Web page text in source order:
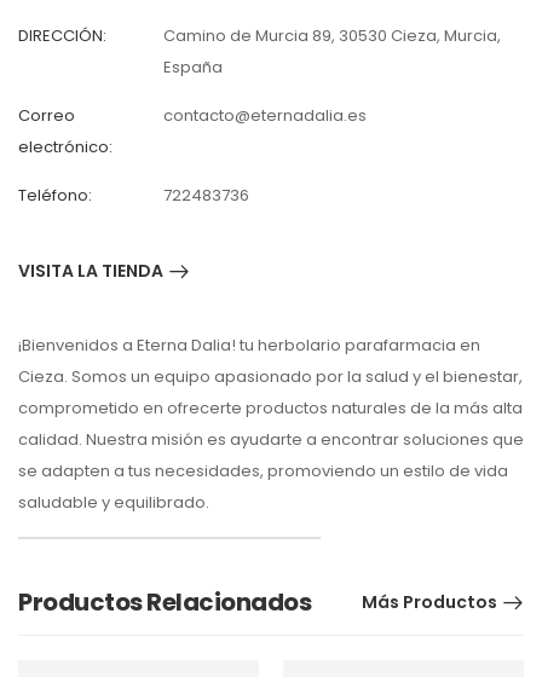
DIRECCIÓN:
Camino de Murcia 89, 30530 Cieza, Murcia,
España
Correo
electrónico:
contacto@eternadalia.es
Teléfono: 722483736
VISITA LA TIENDA
¡Bienvenidos a Eterna Dalia! tu herbolario parafarmacia en
Cieza. Somos un equipo apasionado por la salud y el bienestar,
comprometido en ofrecerte productos naturales de la más alta
calidad. Nuestra misión es ayudarte a encontrar soluciones que
se adapten a tus necesidades, promoviendo un estilo de vida
saludable y equilibrado.
Productos Relacionados Más Productos